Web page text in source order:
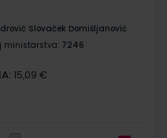
Slovaček Domišljanović
ministarstva: 7246
15,09 €